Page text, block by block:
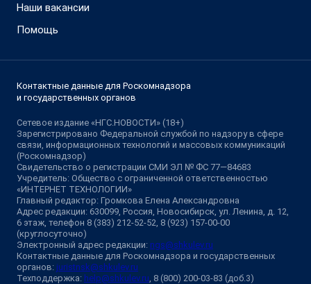
Наши вакансии
Помощь
Контактные данные для Роскомнадзора
и государственных органов
Сетевое издание «НГС.НОВОСТИ» (18+)
Зарегистрировано Федеральной службой по надзору в сфере
связи, информационных технологий и массовых коммуникаций
(Роскомнадзор)
Свидетельство о регистрации СМИ ЭЛ № ФС 77—84683
Учредитель: Общество с ограниченной ответственностью
«ИНТЕРНЕТ ТЕХНОЛОГИИ»
Главный редактор: Громкова Елена Александровна
Адрес редакции: 630099, Россия, Новосибирск, ул. Ленина, д. 12,
6 этаж, телефон 8 (383) 212-52-52, 8 (923) 157-00-00
(круглосуточно)
Электронный адрес редакции: ngs@shkulev.ru
Контактные данные для Роскомнадзора и государственных
органов: juristnsk@shkulev.ru
Техподдержка: help@shkulev.ru , 8 (800) 200-03-83 (доб.3)